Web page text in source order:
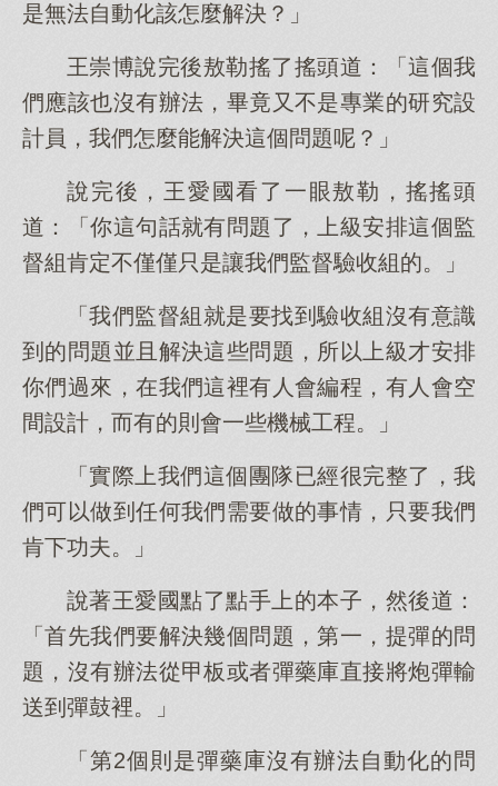
是無法自動化該怎麼解決？」
王崇博說完後敖勒搖了搖頭道：「這個我
們應該也沒有辦法，畢竟又不是專業的研究設
計員，我們怎麼能解決這個問題呢？」
說完後，王愛國看了一眼敖勒，搖搖頭
道：「你這句話就有問題了，上級安排這個監
督組肯定不僅僅只是讓我們監督驗收組的。」
「我們監督組就是要找到驗收組沒有意識
到的問題並且解決這些問題，所以上級才安排
你們過來，在我們這裡有人會編程，有人會空
間設計，而有的則會一些機械工程。」
「實際上我們這個團隊已經很完整了，我
們可以做到任何我們需要做的事情，只要我們
肯下功夫。」
說著王愛國點了點手上的本子，然後道：
「首先我們要解決幾個問題，第一，提彈的問
題，沒有辦法從甲板或者彈藥庫直接將炮彈輸
送到彈鼓裡。」
「第2個則是彈藥庫沒有辦法自動化的問